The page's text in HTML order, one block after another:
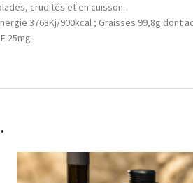
crudités et en cuisson.
3768Kj/900kcal ; Graisses 99,8g
25mg